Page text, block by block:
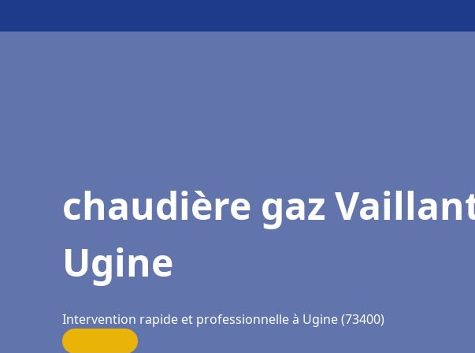
chaudière gaz
Ugine
Intervention rapide et professionnelle à Ugine (73400)